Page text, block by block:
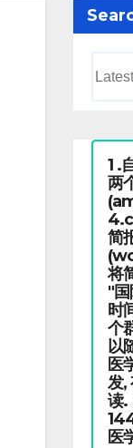
1 .
两
简
将
"
时
个
以
医
发,
读.
医